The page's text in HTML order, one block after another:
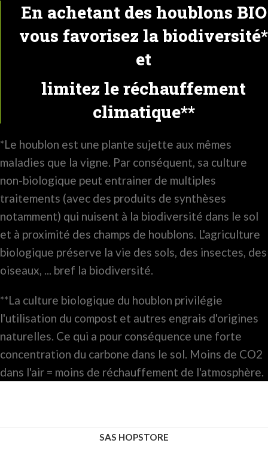
En achetant des houblons BIO
vous favorisez la biodiversité*
et
limitez le réchauffement
climatique**
*Le houblon est une plante sujette aux mêmes
maladies que la vigne. Par conséquent, sa culture
non-biologique peut entrainer de multiples
traitements (avec des produits de synthèses
notamment) qui nuisent à la biodiversité dans le sol
et à proximité des champs de houblons. L'agriculture
biologique préserve la vie des sols, des insectes, des
oiseaux, ... bref la biodiversité.
**La culture biologique du houblon privilégie
l'utilisation du compost et autres engrais d'origines
naturelles. Ce qui a pour conséquence une forte
concentration du carbone dans le sol. Moins de CO2
dans l'air = moins de réchauffement de l'atmosphère.
SAS HOPSTORE